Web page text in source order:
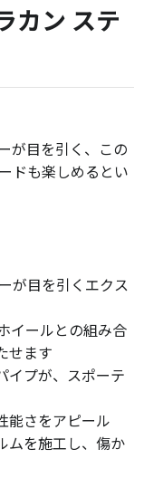
カン ステ
が目を引く、この
ドも楽しめるとい
が目を引くエクス
イールとの組み合
せます
イプが、スポーテ
能さをアピール
ムを施工し、傷か